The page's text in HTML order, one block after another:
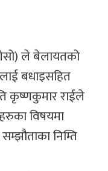
ले बेलायतको
बधाइसहित
कृष्णकुमार राईले
विषयमा
निम्ति